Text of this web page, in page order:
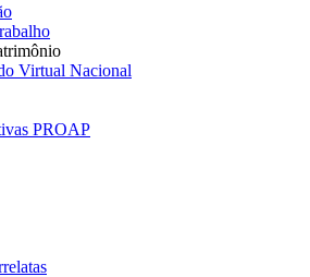
Virtual Nacional
PROAP